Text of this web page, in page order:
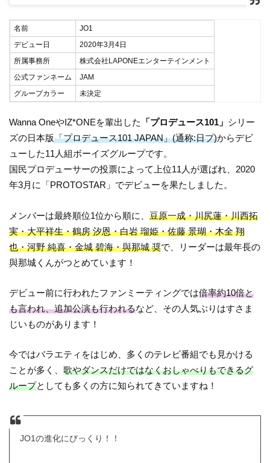
名前
JO1
デビュー日
2020年3月4日
所属事務所
株式会社LAPONEエンターテインメント
公式ファンネーム
JAM
グループカラー
未決定
Wanna OneやIZ*ONEを輩出した 「プロデュース101」 シリー
ズの日本版「プロデュース101 JAPAN」(通称:日プ)からデビ
ューした11人組ボーイズグループです。
国民プロデューサーの投票によって上位11人が選ばれ、2020
年3月に「PROTOSTAR」でデビューを果たしました。
メンバーは最終順位1位から順に、豆原一成・川尻蓮・川西拓
実・大平祥生・鶴房 汐恩・白岩 瑠姫・佐藤 景瑚・木全 翔
也・河野 純喜・金城 碧海・與那城 奨で、リーダーは最年長の
與那城くんがつとめています！
デビュー前に行われたファンミーティングでは倍率約10倍と
も言われ、追加公演も行われるなど、その人気ぶりはすさま
じいものがあります！
今ではバラエティをはじめ、多くのテレビ番組でも見かける
ことが多く、歌やダンスだけではなくおしゃべりもできるグ
ループとしても多くの方に知られてきていますね！
JO1の進化にびっくり！！